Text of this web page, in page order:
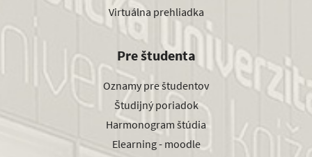
Virtuálna prehliadka
Pre študenta
Oznamy pre študentov
Študijný poriadok
Harmonogram štúdia
Elearning - moodle